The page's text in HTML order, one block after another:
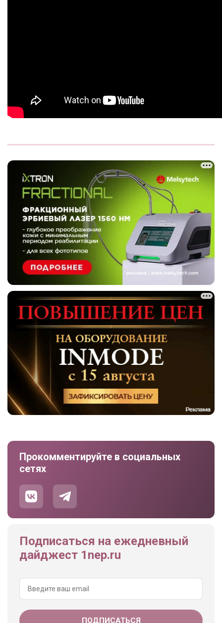
Прокомментируйте в социальных
сетях
Подписаться на ежедневный
дайджест 1nep.ru